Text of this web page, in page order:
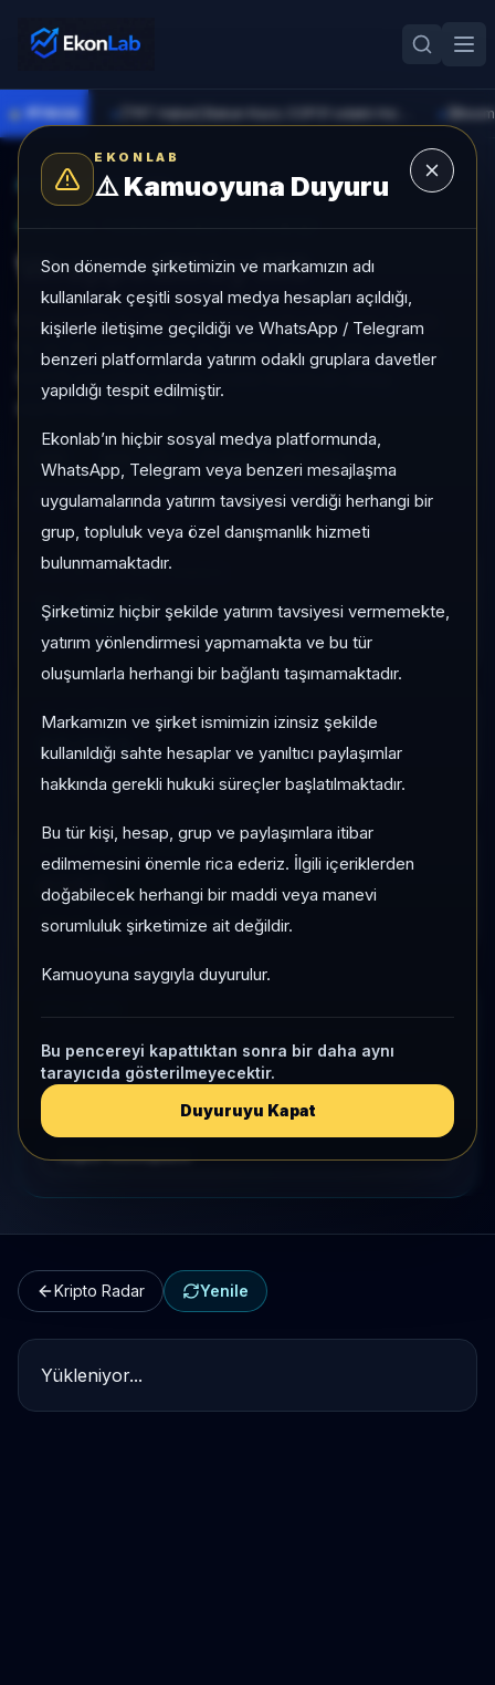
EKONLAB
⚠️Kamuoyuna Duyuru
Son dönemde şirketimizin ve markamızın adı
kullanılarak çeşitli sosyal medya hesapları açıldığı,
kişilerle iletişime geçildiği ve WhatsApp / Telegram
benzeri platformlarda yatırım odaklı gruplara davetler
yapıldığı tespit edilmiştir.
Ekonlab’ın hiçbir sosyal medya platformunda,
WhatsApp, Telegram veya benzeri mesajlaşma
uygulamalarında yatırım tavsiyesi verdiği herhangi bir
grup, topluluk veya özel danışmanlık hizmeti
bulunmamaktadır.
Şirketimiz hiçbir şekilde yatırım tavsiyesi vermemekte,
yatırım yönlendirmesi yapmamakta ve bu tür
oluşumlarla herhangi bir bağlantı taşımamaktadır.
Markamızın ve şirket ismimizin izinsiz şekilde
kullanıldığı sahte hesaplar ve yanıltıcı paylaşımlar
hakkında gerekli hukuki süreçler başlatılmaktadır.
Bu tür kişi, hesap, grup ve paylaşımlara itibar
edilmemesini önemle rica ederiz. İlgili içeriklerden
doğabilecek herhangi bir maddi veya manevi
sorumluluk şirketimize ait değildir.
Kamuoyuna saygıyla duyurulur.
Bu pencereyi kapattıktan sonra bir daha aynı
tarayıcıda gösterilmeyecektir.
Duyuruyu Kapat
● PİYASA
AI Kripto Radar/WM
SUNUCU TARAFI KRIPTO GIRIŞI
WrappedM by M0
WrappedM by M0, Mid Cap grubunda, son 1 ayda
%-12,78, son 3 ayda %-53,87, düşük risk profiliyle,
NÖTR sinyaliyle kripto analizi EkonLab detay
sayfasında sunulur.
Risk:Düşük Son fiyat:47,6800
1 AY VE 3 AY PERFORMANS
%-12,78
3 Ay:%-53,87
KATEGORI KONUMU
55/183
Momentum bazlı kategori içi sıra
#286
Global market cap sıralaması
Kripto Karşılaştırma
Kategori Benchmark
Kripto Radar Yenile
Yükleniyor...